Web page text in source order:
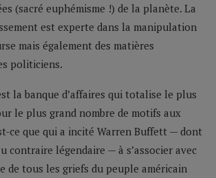
(sacré euphémisme !) de la planète. La
est experte dans la manipulation
mais également des matières
politiciens.
la banque d’affaires qui totalise le plus
le plus grand nombre de motifs aux
ce que qui a incité Warren Buffett — dont
contraire légendaire — à s’associer avec
de tous les griefs du peuple américain